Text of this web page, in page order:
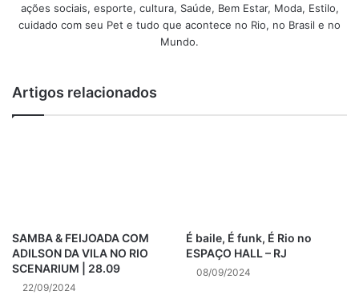
Agenda Cultural do Rio de Janeiro
Noticias do Rio Noticias do Rio de Janeiro
Rio Rio de Janeiro
ações sociais, esporte, cultura, Saúde, Bem Estar, Moda, Estilo,
cuidado com seu Pet e tudo que acontece no Rio, no Brasil e no
Mundo.
Artigos relacionados
SAMBA & FEIJOADA COM
ADILSON DA VILA NO RIO
SCENARIUM | 28.09
22/09/2024
É baile, É funk, É Rio no
ESPAÇO HALL – RJ
08/09/2024